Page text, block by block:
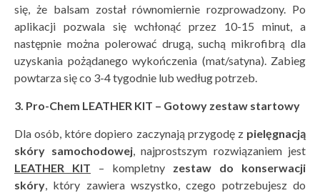
się, że balsam został równomiernie rozprowadzony. Po
aplikacji pozwala się wchłonąć przez 10-15 minut, a
następnie można polerować drugą, suchą mikrofibrą dla
uzyskania pożądanego wykończenia (mat/satyna). Zabieg
powtarza się co 3-4 tygodnie lub według potrzeb.
3. Pro-Chem LEATHER KIT – Gotowy zestaw startowy
Dla osób, które dopiero zaczynają przygodę z pielęgnacją
skóry samochodowej, najprostszym rozwiązaniem jest
LEATHER KIT – kompletny zestaw do konserwacji
skóry, który zawiera wszystko, czego potrzebujesz do